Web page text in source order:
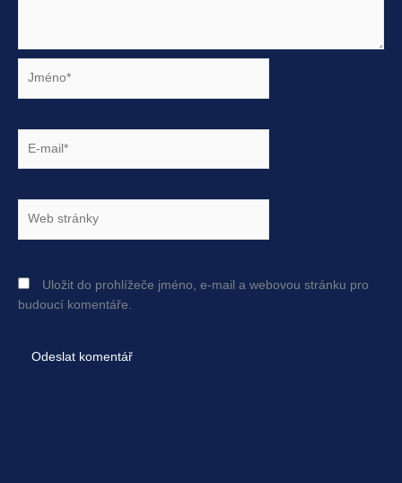
mail*
Uložit do prohlížeče jméno, e-mail a webovou stránku pro
budoucí komentáře.